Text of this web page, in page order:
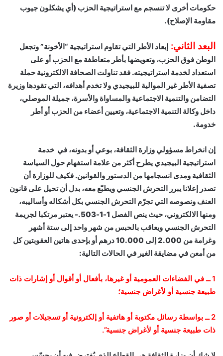
حكومات أخرى لا تنسجم مع استراتيجية الحزب (أي يشكلون جيوب
مقاومة الإصلاح).
البعد الثاني: إبعاد الأطر التي تقاوم استراتيجية “الأخونة” وتجعل
الوطن فوق الحزب، وتعويضها بأطر متعاطفة مع الحزب أو على
استعداد لخدمة استراتيجيته. فقد تناولت الصحافة الالكترونية حملة
تصفية الأطر غير الموالية للبيجيدي ولا تخدم أهدافه، التي تقودها وزيرة
التضامن والتنمية الاجتماعية والمساواة والأسرة، جميلة الموصلي،
داخل وكالة التنمية الاجتماعية، وتعيين أعضاء من الحزب أو أطر
خدومة.
إن انخراط مسؤولي وزارة الثقافة، بوعي أو بدونه، في خدمة
استراتيجية البيجيدي يطرح أكثر من علامة استفهام حول السياسة
الثقافية ومدى انسجامها من الدستور والقوانين. فكيف للوزارة أن
تصدر إعلانا يبرر التحرش الجنسي ويطبّع معه، بدل أن تحيل على قانون
العنف ونصوصه التي تجرّم التحرش الجنسي بكل أشكاله وأساليبه،
ومنها الالكتروني، حيث ينص الفصل 1-1-503.- يعتبر مرتكبا لجريمة
التحرش الجنسي ويعاقب بالحبس من شهر واحد إلى ستة أشهر
وغرامة من 2.000 إلى 10.000 درهم أو بإحدى هاتين العقوبتين كل
من أمعن في مضايقة الغير في الحالات التالية:
1 ــ في الفضاءات العمومية أو غيرها، بأفعال أو أقوال أو إشارات ذات
طبيعة جنسية أو لأغراض جنسية؛
2 ــ بواسطة رسائل مكتوبة أو هاتفية أو إلكترونية أو تسجيلات أو صور
ذات طبيعة جنسية أو لأغراض جنسية”.